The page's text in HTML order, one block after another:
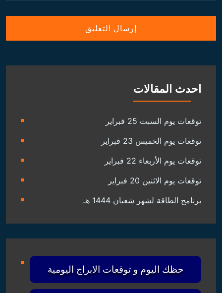
احدث المقالات
توقعات يوم السبت 25 فبراير
توقعات يوم الخميس 23 فبراير
توقعات يوم الأربعاء 22 فبراير
توقعات يوم الاثنين 20 فبراير
برنامج الطاقة لشهر شعبان 1444 هـ
حظك اليوم و توقعات الابراج اليومية